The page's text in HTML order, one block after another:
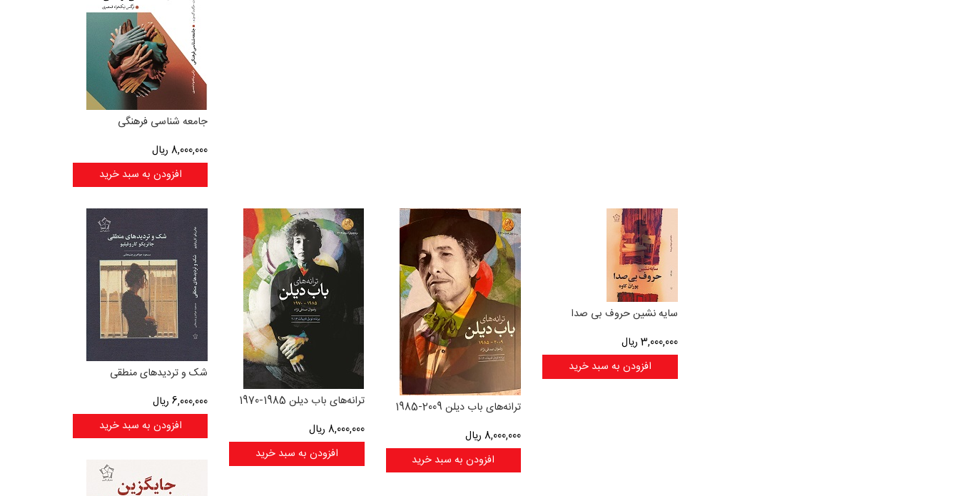
جامعه شناسی فرهنگی
8,000,000ریال
افزودن به سبد خرید
سایه نشین حروف بی صدا
3,000,000 ریال
افزودن به سبد خرید
ترانه‌های باب دیلن 2009-1985
8,000,000ریال
افزودن به سبد خرید
ترانه‌های باب دیلن 1985-1970
8,000,000 ریال
افزودن به سبد خرید
شک و تردیدهای منطقی
6,000,000ریال
افزودن به سبد خرید